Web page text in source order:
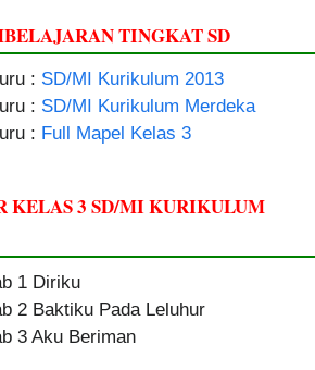
TINGKAT SD
: SD/MI Kurikulum 2013
: SD/MI Kurikulum Merdeka
: Full Mapel Kelas 3
KELAS 3 SD/MI KURIKULUM
1 Diriku
2 Baktiku Pada Leluhur
3 Aku Beriman